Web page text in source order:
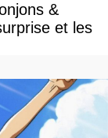
&
et les